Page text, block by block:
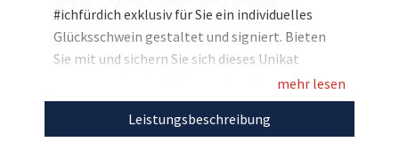
#ichfürdich exklusiv für Sie ein individuelles
Glücksschwein gestaltet und signiert. Bieten
Sie mit und sichern Sie sich dieses Unikat
zugunsten der José Carreras Leukämie-
Stiftung, die damit das Ziel verfolgt „Leukämie
muss heilbar werden. Immer und bei jedem.“
mehr lesen
Leistungsbeschreibung